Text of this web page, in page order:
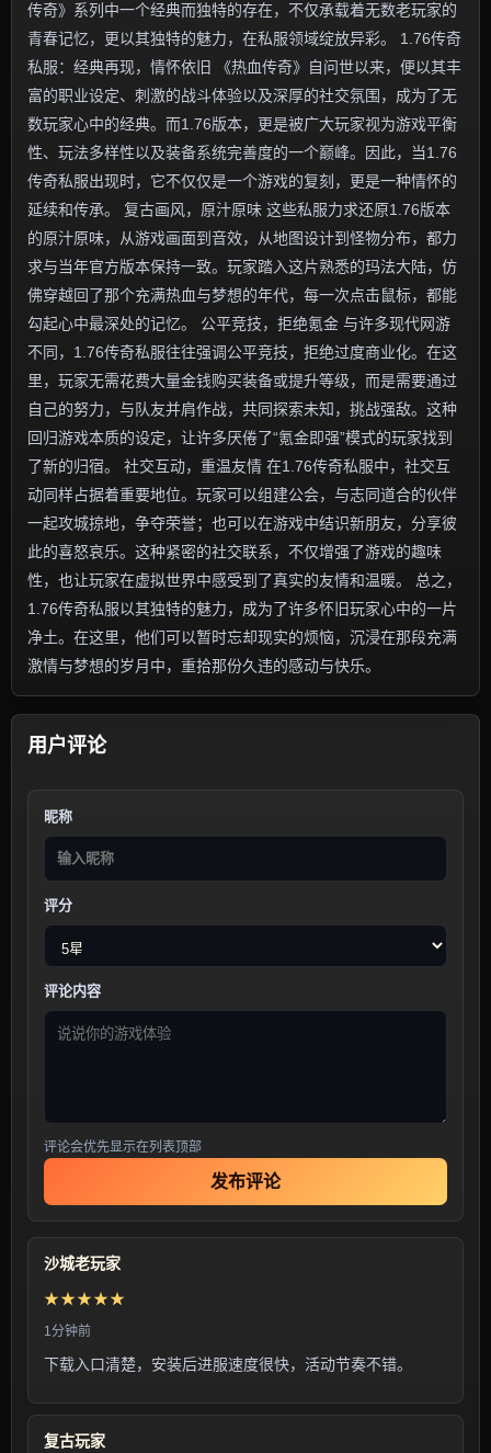
传奇》系列中一个经典而独特的存在，不仅承载着无数老玩家的
青春记忆，更以其独特的魅力，在私服领域绽放异彩。 1.76传奇
私服：经典再现，情怀依旧 《热血传奇》自问世以来，便以其丰
富的职业设定、刺激的战斗体验以及深厚的社交氛围，成为了无
数玩家心中的经典。而1.76版本，更是被广大玩家视为游戏平衡
性、玩法多样性以及装备系统完善度的一个巅峰。因此，当1.76
传奇私服出现时，它不仅仅是一个游戏的复刻，更是一种情怀的
延续和传承。 复古画风，原汁原味 这些私服力求还原1.76版本
的原汁原味，从游戏画面到音效，从地图设计到怪物分布，都力
求与当年官方版本保持一致。玩家踏入这片熟悉的玛法大陆，仿
佛穿越回了那个充满热血与梦想的年代，每一次点击鼠标，都能
勾起心中最深处的记忆。 公平竞技，拒绝氪金 与许多现代网游
不同，1.76传奇私服往往强调公平竞技，拒绝过度商业化。在这
里，玩家无需花费大量金钱购买装备或提升等级，而是需要通过
自己的努力，与队友并肩作战，共同探索未知，挑战强敌。这种
回归游戏本质的设定，让许多厌倦了“氪金即强”模式的玩家找到
了新的归宿。 社交互动，重温友情 在1.76传奇私服中，社交互
动同样占据着重要地位。玩家可以组建公会，与志同道合的伙伴
一起攻城掠地，争夺荣誉；也可以在游戏中结识新朋友，分享彼
此的喜怒哀乐。这种紧密的社交联系，不仅增强了游戏的趣味
性，也让玩家在虚拟世界中感受到了真实的友情和温暖。 总之，
1.76传奇私服以其独特的魅力，成为了许多怀旧玩家心中的一片
净土。在这里，他们可以暂时忘却现实的烦恼，沉浸在那段充满
激情与梦想的岁月中，重拾那份久违的感动与快乐。
用户评论
昵称
评分
评论内容
评论会优先显示在列表顶部
发布评论
沙城老玩家
★★★★★
1分钟前
下载入口清楚，安装后进服速度很快，活动节奏不错。
复古玩家